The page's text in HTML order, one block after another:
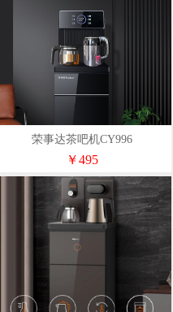
荣事达茶吧机CY996
￥495